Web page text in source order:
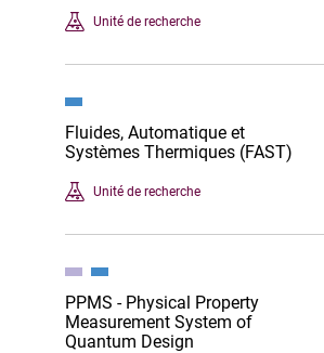
Unité de recherche
Fluides, Automatique et
Systèmes Thermiques (FAST)
Unité de recherche
PPMS - Physical Property
Measurement System of
Quantum Design